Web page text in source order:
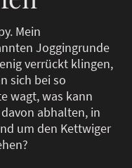
Mein
Joggingrunde
verrückt klingen,
sich bei so
wagt, was kann
abhalten, in
um den Kettwiger